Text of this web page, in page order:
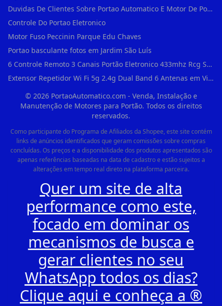
Duvidas De Clientes Sobre Portao Automatico E Motor De Portao Motor Para Portao De Ferro
Controle Do Portao Eletronico
Motor Fuso Peccinin Parque Edu Chaves
Portao basculante fotos em Jardim São Luís
6 Controle Remoto 3 Canais Portão Eletronico 433mhz Rcg Seg Garen Ppa em Vila Clementino
Extensor Repetidor Wi Fi 5g 2.4g Dual Band 6 Antenas em Vila Sônia
© 2026PortaoAutomatico.com - Venda, Instalação e
Manutenção de Motores para Portão. Todos os direitos
reservados.
Como participante do Programa de Afiliados da Shopee, este site contém
links de anúncios identificados que geram comissões sobre compras
concluídas. Os preços e a disponibilidade dos produtos apresentados são
apenas referências baseadas na data de cadastro e estão sujeitos a
alterações em tempo real direto na plataforma parceira.
Quer um site de alta
performance como este,
focado em dominar os
mecanismos de busca e
gerar clientes no seu
WhatsApp todos os dias?
Clique aqui e conheça a ®